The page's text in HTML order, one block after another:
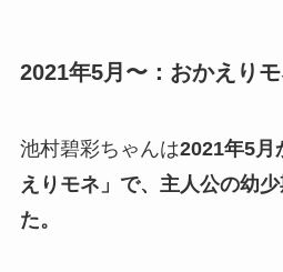
2021年5月〜：おかえり
池村碧彩ちゃんは2021年5月
えりモネ」で、主人公の幼
た。